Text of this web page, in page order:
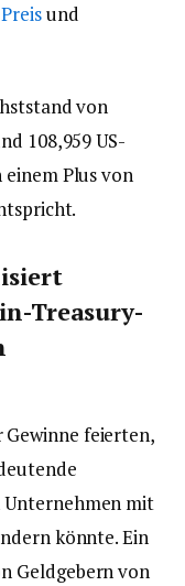
Preisund
von
108,959 US-
Plus von
Treasury-
Gewinne feierten,
Unternehmen mit
könnte. Ein
Geldgebern von